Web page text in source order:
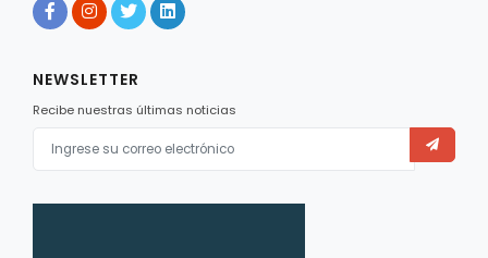
NEWSLETTER
Recibe nuestras últimas noticias